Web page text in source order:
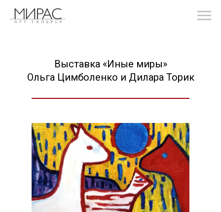
Выставка «Иные миры»
Ольга Цимболенко и Дилара Торик